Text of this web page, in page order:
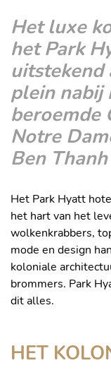
Het luxe
het Park
uitstekend
plein nabij
beroemde
Notre
Ben
Het Park Hyatt
het hart van het
wolkenkrabbers,
mode en design
koloniale
brommers. Park
dit alles.
HET